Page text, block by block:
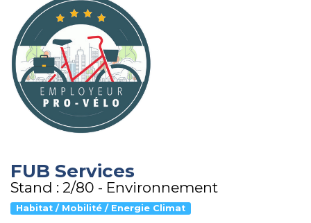
FUB Services
Stand : 2/80 - Environnement
Habitat / Mobilité / Energie Climat